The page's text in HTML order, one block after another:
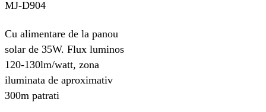
MJ-D904
Cu alimentare de la panou
solar de 35W. Flux luminos
120-130lm/watt, zona
iluminata de aproximativ
300m patrati